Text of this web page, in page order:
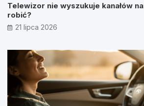
Telewizor nie wyszukuje kanałów
robić?
21 lipca 2026